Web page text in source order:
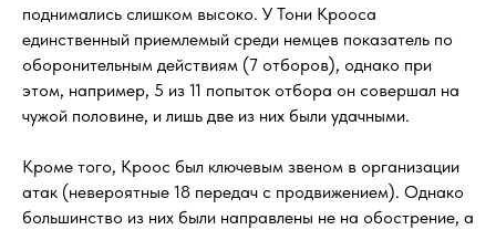
поднимались слишком высоко. У Тони Крооса
единственный приемлемый среди немцев показатель по
оборонительным действиям (7 отборов), однако при
этом, например, 5 из 11 попыток отбора он совершал на
чужой половине, и лишь две из них были удачными.
Кроме того, Кроос был ключевым звеном в организации
атак (невероятные 18 передач с продвижением). Однако
большинство из них были направлены не на обострение, а